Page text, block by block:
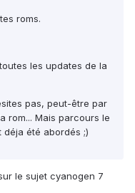
roms.
les updates de la
pas, peut-être par
rom... Mais parcours le
été abordés ;)
le sujet cyanogen 7